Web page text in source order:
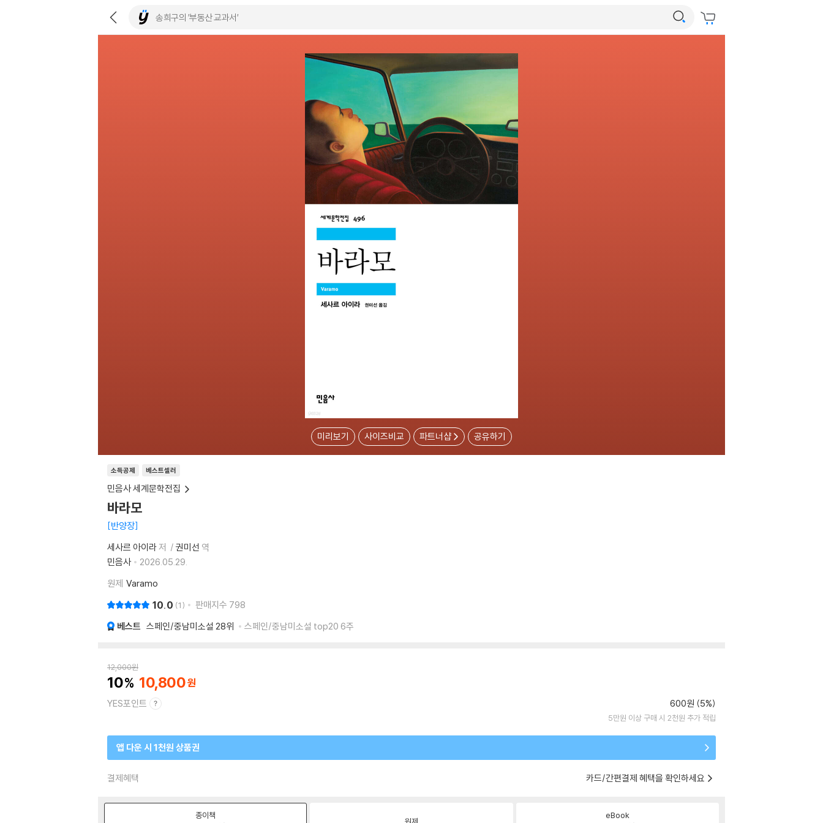
미리보기 사이즈비교 파트너샵 공유하기
소득공제 베스트셀러
민음사 세계문학전집
바라모
반양장
세사르 아이라저 권미선 역
민음사
2026.05.29.
원제 Varamo
10.0 1 판매지수 798
베스트 스페인/중남미소설 28위 스페인/중남미소설 top20 6주
12,000원
10 10,800
YES포인트 600원 (5%)
5만원 이상 구매 시 2천원 추가 적립
앱 다운 시 1천원 상품권
결제혜택 카드/간편결제 혜택을 확인하세요
종이책
원제
eBook